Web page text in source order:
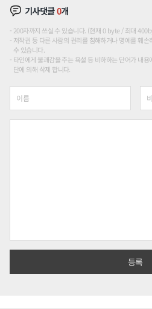
기사댓글0개
200자까지 쓰실 수 있습니다. (현재 0 byte / 최대
저작권 등 다른 사람의 권리를 침해하거나 명예를 훼
수 있습니다.
타인에게 불쾌감을 주는 욕설 등 비하하는 단어가 내
단에 의해 삭제 합니다.